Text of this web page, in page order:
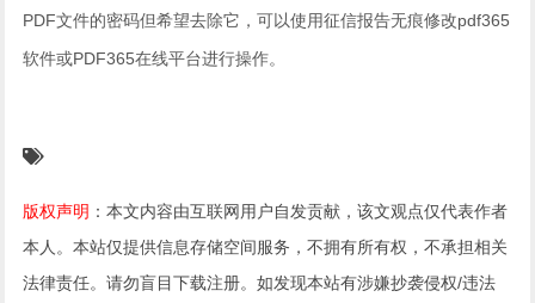
PDF文件的密码但希望去除它，可以使用征信报告无痕修改pdf365
软件或PDF365在线平台进行操作。
版权声明 ：本文内容由互联网用户自发贡献，该文观点仅代表作者
本人。本站仅提供信息存储空间服务，不拥有所有权，不承担相关
法律责任。请勿盲目下载注册。如发现本站有涉嫌抄袭侵权/违法